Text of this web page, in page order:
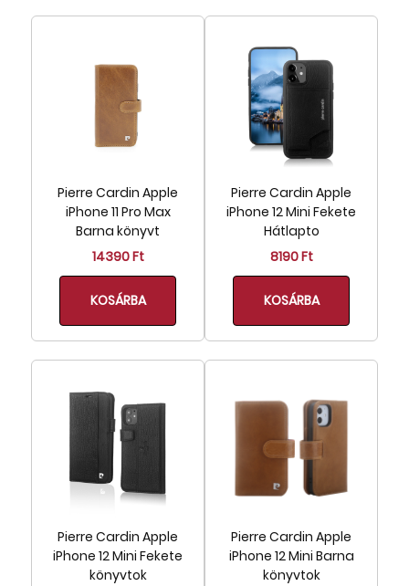
Pierre Cardin Apple
iPhone 11 Pro Max
Barna könyvt
14390 Ft
KOSÁRBA
Pierre Cardin Apple
iPhone 12 Mini Fekete
Hátlapto
8190 Ft
KOSÁRBA
Pierre Cardin Apple
iPhone 12 Mini Fekete
könyvtok
Pierre Cardin Apple
iPhone 12 Mini Barna
könyvtok